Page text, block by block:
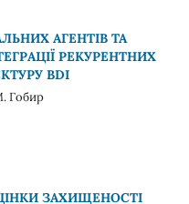
АГЕНТІВ ТА
РЕКУРЕНТНИХ
BDI
Гобир
ЗАХИЩЕНОСТІ